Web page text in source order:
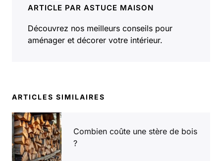
ARTICLE PAR ASTUCE MAISON
Découvrez nos meilleurs conseils pour
aménager et décorer votre intérieur.
ARTICLES SIMILAIRES
Combien coûte une stère de bois
?